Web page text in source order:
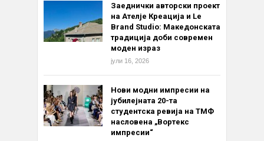
Заеднички авторски проект
на Ателје Креација и Le
Brand Studio: Македонската
традиција доби современ
моден израз
јули 16, 2026
Нови модни импресии на
јубилејната 20-та
студентска ревија на ТМФ
насловена „Вортекс
импресии“